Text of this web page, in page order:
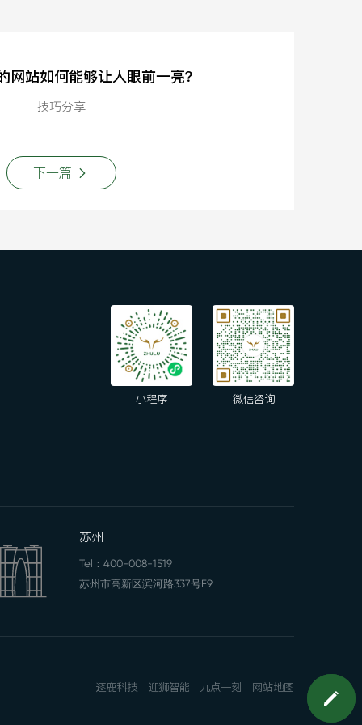
网站如何能够让人眼前一亮？
技巧分享
下一篇
小程序 微信咨询
苏州
Tel： 400-008-1519
苏州市高新区滨河路337号F9
逐鹿科技 迎狮智能 九点一刻 网站地图
预约上门